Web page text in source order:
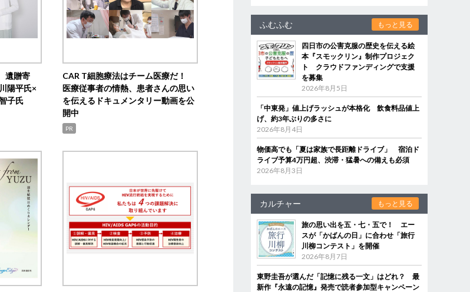
遺贈寄
陽平氏×
子氏
CAR T細胞療法はチーム医療だ！
医療従事者の情熱、患者さんの思い
を伝えるドキュメンタリー動画を公
開中
PR
ふむふむ もっと見る
四日市の公害克服の歴史を伝える絵
本『スモックリン』制作プロジェク
ト クラウドファンディングで支援
を募集
2026年8月5日
「中東発」値上げラッシュが本格化 飲食料品値上
げ、約3年ぶりの多さに
2026年8月4日
物価高でも「夏は家族で長距離ドライブ」 宿泊ド
ライブ予算4万円超、渋滞・猛暑への備えも必須
2026年8月3日
カルチャー もっと見る
旅の思い出を五・七・五で！ エー
スが「かばんの日」に合わせ「旅行
川柳コンテスト」を開催
2026年8月7日
東野圭吾が選んだ「記憶に残る一文」はどれ？ 最
新作『永遠の記憶』発売で読者参加型キャンペーン